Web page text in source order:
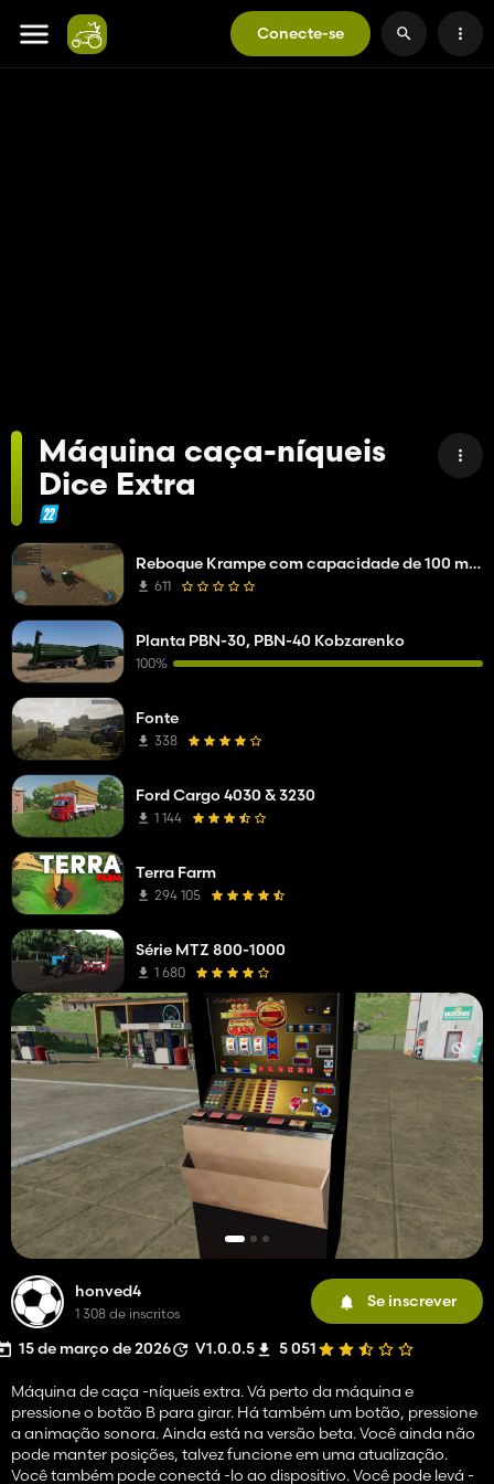
Conecte-se
Máquina caça-níqueis
Dice Extra
honved4
1 308 de inscritos
Se inscrever
15 de março de 2026 V1.0.0.5 5 051
Máquina de caça -níqueis extra. Vá perto da máquina e
pressione o botão B para girar. Há também um botão, pressione
a animação sonora. Ainda está na versão beta. Você ainda não
pode manter posições, talvez funcione em uma atualização.
Você também pode conectá -lo ao dispositivo. Você pode levá -
Reboque Krampe com capacidade de 100 milhões de litros
611
Planta PBN-30, PBN-40 Kobzarenko
100%
Fonte
338
Ford Cargo 4030 & 3230
1 144
Terra Farm
294 105
Série MTZ 800-1000
1 680